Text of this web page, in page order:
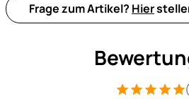
Frage zum Artikel? Hier
Bewertung: 5
7